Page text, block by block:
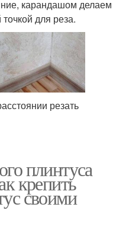
карандашом делаем
для реза.
резать
плинтуса
крепить
своими